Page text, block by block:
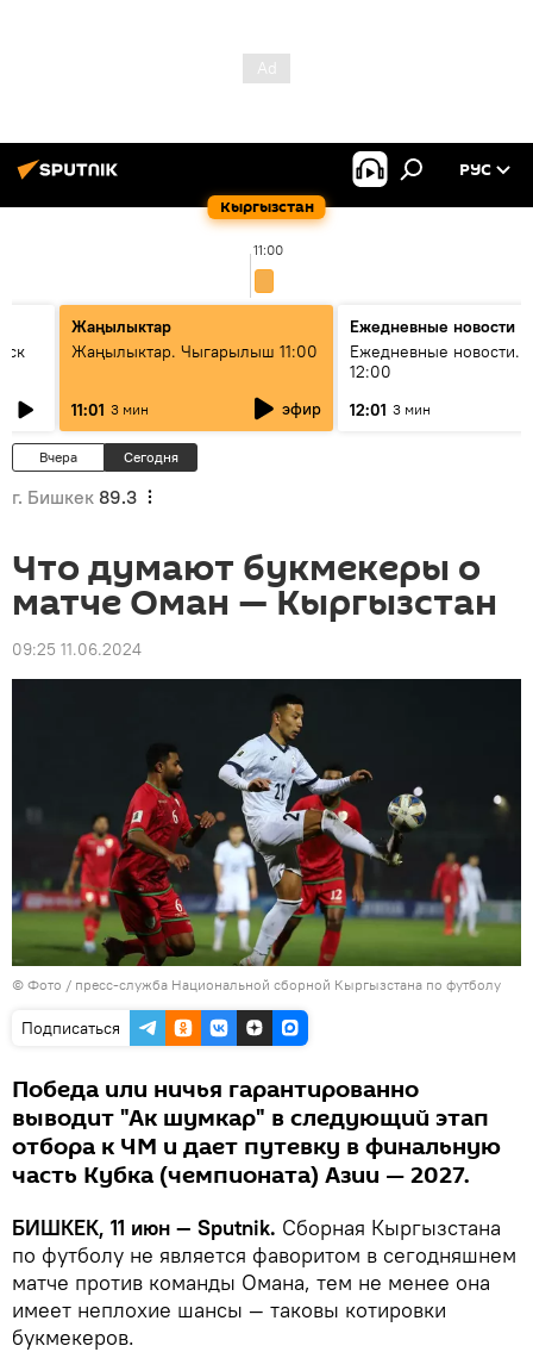
Кыргызстан
РУС
11:00
Жаңылыктар
Жаңылыктар. Чыгарылыш 11:00
11:01 3 мин эфир
Ежедневные новости
Ежедневные новости.
12:00
12:01 3 мин
Вчера Сегодня
г. Бишкек 89.3
Что думают букмекеры о
матче Оман — Кыргызстан
09:25 11.06.2024
© Фото / пресс-служба Национальной сборной Кыргызстана по футболу
Подписаться
Победа или ничья гарантированно
выводит "Ак шумкар" в следующий этап
отбора к ЧМ и дает путевку в финальную
часть Кубка (чемпионата) Азии — 2027.
БИШКЕК, 11 июн — Sputnik. Сборная Кыргызстана
по футболу не является фаворитом в сегодняшнем
матче против команды Омана, тем не менее она
имеет неплохие шансы — таковы котировки
букмекеров.